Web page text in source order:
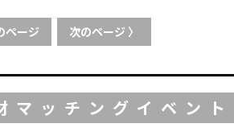
ページ 次のページ 〉
マッチングイベン